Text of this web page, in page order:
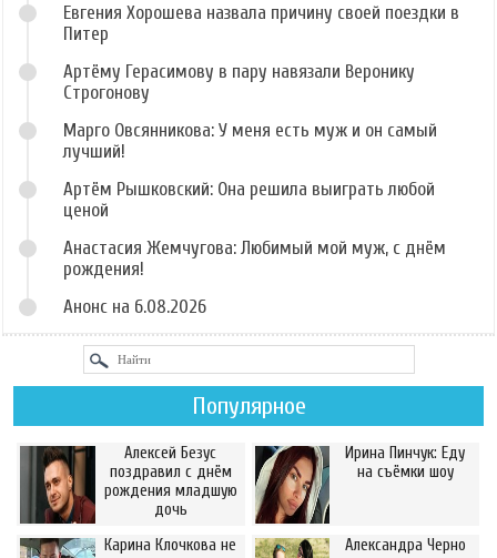
Евгения Хорошева назвала причину своей поездки в
Питер
Артёму Герасимову в пару навязали Веронику
Строгонову
Марго Овсянникова: У меня есть муж и он самый
лучший!
Артём Рышковский: Она решила выиграть любой
ценой
Анастасия Жемчугова: Любимый мой муж, с днём
рождения!
Анонс на 6.08.2026
Популярное
Алексей Безус
поздравил с днём
рождения младшую
дочь
Ирина Пинчук: Еду
на съёмки шоу
Карина Клочкова не
Александра Черно